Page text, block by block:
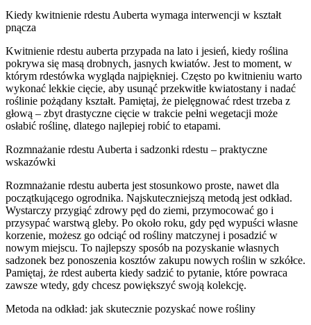
Kiedy kwitnienie rdestu Auberta wymaga interwencji w kształt
pnącza
Kwitnienie rdestu auberta przypada na lato i jesień, kiedy roślina
pokrywa się masą drobnych, jasnych kwiatów. Jest to moment, w
którym rdestówka wygląda najpiękniej. Często po kwitnieniu warto
wykonać lekkie cięcie, aby usunąć przekwitłe kwiatostany i nadać
roślinie pożądany kształt. Pamiętaj, że pielęgnować rdest trzeba z
głową – zbyt drastyczne cięcie w trakcie pełni wegetacji może
osłabić roślinę, dlatego najlepiej robić to etapami.
Rozmnażanie rdestu Auberta i sadzonki rdestu – praktyczne
wskazówki
Rozmnażanie rdestu auberta jest stosunkowo proste, nawet dla
początkującego ogrodnika. Najskuteczniejszą metodą jest odkład.
Wystarczy przygiąć zdrowy pęd do ziemi, przymocować go i
przysypać warstwą gleby. Po około roku, gdy pęd wypuści własne
korzenie, możesz go odciąć od rośliny matczynej i posadzić w
nowym miejscu. To najlepszy sposób na pozyskanie własnych
sadzonek bez ponoszenia kosztów zakupu nowych roślin w szkółce.
Pamiętaj, że rdest auberta kiedy sadzić to pytanie, które powraca
zawsze wtedy, gdy chcesz powiększyć swoją kolekcję.
Metoda na odkład: jak skutecznie pozyskać nowe rośliny